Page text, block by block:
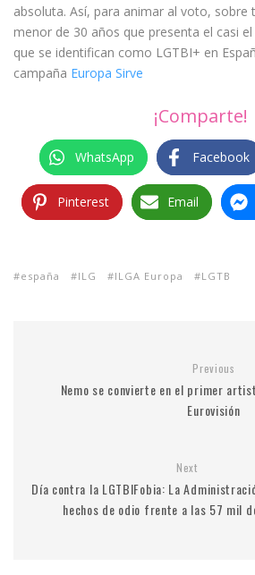
absoluta. Así, para animar al voto, sobre
menor de 30 años que presenta el casi
que se identifican como LGTBI+ en
campaña Europa Sirve
¡Comparte!
WhatsApp Facebook
Pinterest Email
españa ILG ILGA Europa LGTB
Previous
Nemo se convierte en el primer
Eurovisión
Next
Día contra la LGTBIFobia: La
hechos de odio frente a las 57 mil